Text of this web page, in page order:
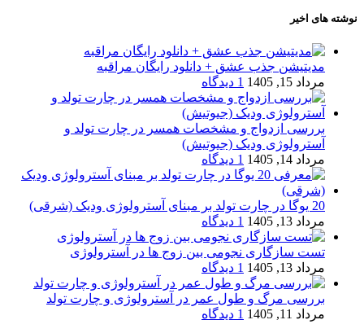
نوشته های اخیر
مدیتیشن جذب عشق + دانلود رایگان مراقبه
مرداد 15, 1405
1 دیدگاه
بررسی ازدواج و مشخصات همسر در چارت تولد و
آسترولوژی ودیک (جیوتیش)
مرداد 14, 1405
1 دیدگاه
20 یوگا در چارت تولد بر مبنای آسترولوژی ودیک (شرقی)
مرداد 13, 1405
1 دیدگاه
تست سازگاری نجومی بین زوج ها در آسترولوژی
مرداد 13, 1405
1 دیدگاه
بررسی مرگ و طول عمر در آسترولوژی و چارت تولد
مرداد 11, 1405
1 دیدگاه